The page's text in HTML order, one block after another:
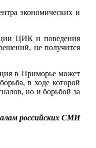
экономических и
ЦИК и поведения
не получится
в Приморье может
в ходе которой
но и борьбой за
российских СМИ